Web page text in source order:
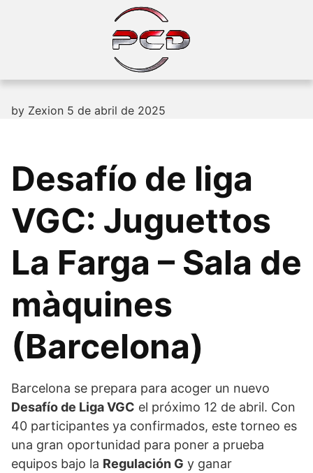
by Zexion 5 de abril de 2025
Desafío de liga
VGC: Juguettos
La Farga – Sala de
màquines
(Barcelona)
Barcelona se prepara para acoger un nuevo
Desafío de Liga VGC el próximo 12 de abril. Con
40 participantes ya confirmados, este torneo es
una gran oportunidad para poner a prueba
equipos bajo la Regulación G y ganar